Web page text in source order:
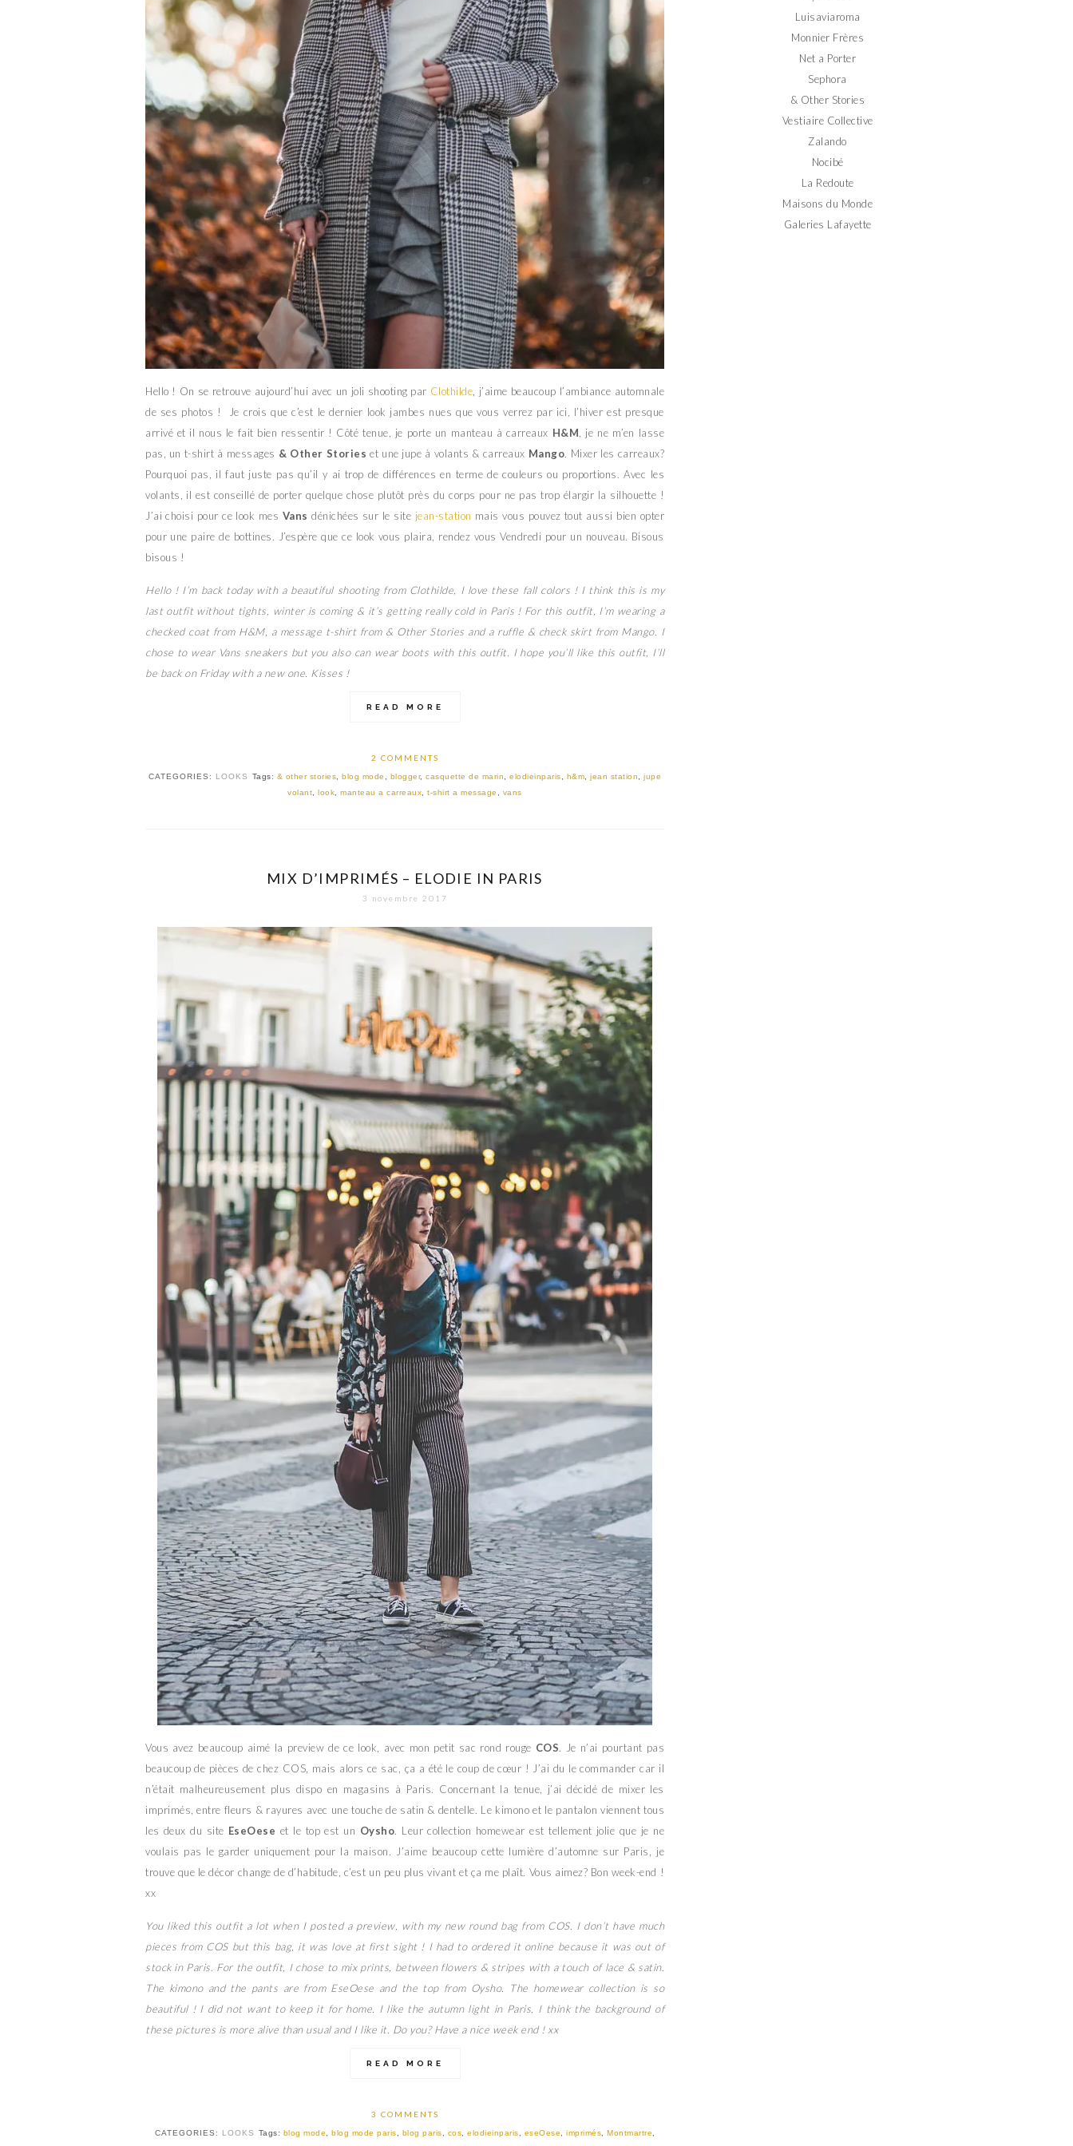
Hello ! On se retrouve aujourd’hui avec un joli shooting par Clothilde , j’aime beaucoup l’ambiance automnale
de ses photos ! Je crois que c’est le dernier look jambes nues que vous verrez par ici, l’hiver est presque
arrivé et il nous le fait bien ressentir ! Côté tenue, je porte un manteau à carreaux H&M , je ne m’en lasse
pas, un t-shirt à messages & Other Stories et une jupe à volants & carreaux Mango. Mixer les carreaux?
Pourquoi pas, il faut juste pas qu’il y ai trop de différences en terme de couleurs ou proportions. Avec les
volants, il est conseillé de porter quelque chose plutôt près du corps pour ne pas trop élargir la silhouette !
J’ai choisi pour ce look mes Vans dénichées sur le site jean-station mais vous pouvez tout aussi bien opter
pour une paire de bottines. J’espère que ce look vous plaira, rendez vous Vendredi pour un nouveau. Bisous
bisous !
Hello ! I’m back today with a beautiful shooting from Clothilde, I love these fall colors ! I think this is my
last outfit without tights, winter is coming & it’s getting really cold in Paris ! For this outfit, I’m wearing a
checked coat from H&M, a message t-shirt from & Other Stories and a ruffle & check skirt from Mango. I
chose to wear Vans sneakers but you also can wear boots with this outfit. I hope you’ll like this outfit, I’ll
be back on Friday with a new one. Kisses !
READ MORE
2 COMMENTS
CATEGORIES: LOOKS Tags: & other stories ,blog mode blogger,casquette de marin ,elodieinparis h&m ,jean station ,jupe
volant ,look ,manteau a carreaux ,t-shirt a message vans
MIX D’IMPRIMÉS – ELODIE IN PARIS
3 novembre 2017
Vous avez beaucoup aimé la preview de ce look, avec mon petit sac rond rouge COS. Je n’ai pourtant pas
beaucoup de pièces de chez COS, mais alors ce sac, ça a été le coup de cœur ! J’ai du le commander car il
n’était malheureusement plus dispo en magasins à Paris. Concernant la tenue, j’ai décidé de mixer les
imprimés, entre fleurs & rayures avec une touche de satin & dentelle. Le kimono et le pantalon viennent tous
les deux du site EseOese et le top est un Oysho. Leur collection homewear est tellement jolie que je ne
voulais pas le garder uniquement pour la maison. J’aime beaucoup cette lumière d’automne sur Paris, je
trouve que le décor change de d’habitude, c’est un peu plus vivant et ça me plaît. Vous aimez? Bon week-end !
xx
You liked this outfit a lot when I posted a preview, with my new round bag from COS. I don’t have much
pieces from COS but this bag, it was love at first sight ! I had to ordered it online because it was out of
stock in Paris. For the outfit, I chose to mix prints, between flowers & stripes with a touch of lace & satin.
The kimono and the pants are from EseOese and the top from Oysho. The homewear collection is so
beautiful ! I did not want to keep it for home. I like the autumn light in Paris, I think the background of
these pictures is more alive than usual and I like it. Do you? Have a nice week end ! xx
READ MORE
3 COMMENTS
CATEGORIES: LOOKS Tags: blog mode blog mode paris blog paris cos elodieinparis eseOese imprimés Montmartre
Luisaviaroma
Monnier Frères
Net a Porter
Sephora
& Other Stories
Vestiaire Collective
Zalando
Nocibé
La Redoute
Maisons du Monde
Galeries Lafayette